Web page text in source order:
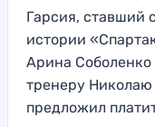
Гарсия, ставший
истории
Арина
тренеру
предложил